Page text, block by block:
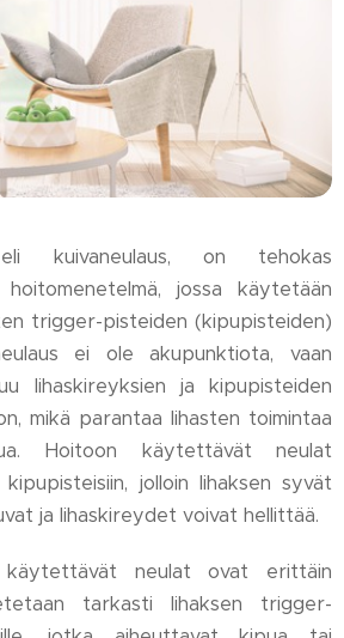
kuivaneulaus, on tehokas
jossa käytetään
trigger-pisteiden (kipupisteiden)
ei ole akupunktiota, vaan
lihaskireyksien ja kipupisteiden
mikä parantaa lihasten toimintaa
Hoitoon käytettävät neulat
jolloin lihaksen syvät
ja lihaskireydet voivat hellittää.
käytettävät neulat ovat erittäin
tarkasti lihaksen trigger-